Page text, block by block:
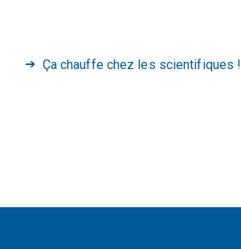
Ça chauffe chez les scientifiques !